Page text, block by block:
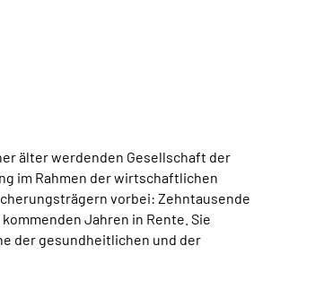
älter werdenden Gesellschaft der
im Rahmen der wirtschaftlichen
vorbei: Zehntausende
Jahren in Rente. Sie
der gesundheitlichen und der